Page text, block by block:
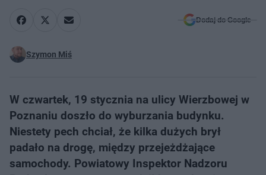
Dodaj do Google
Szymon Miś
W czwartek, 19 stycznia na ulicy Wierzbowej w
Poznaniu doszło do wyburzania budynku.
Niestety pech chciał, że kilka dużych brył
padało na drogę, między przejeżdżające
samochody. Powiatowy Inspektor Nadzoru